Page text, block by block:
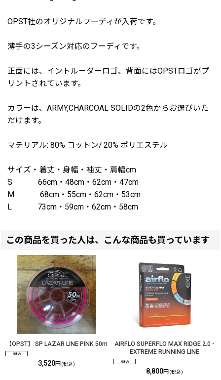
OPST社のオリジナルフーディが入荷です。
薄手の3シーズン対応のフーディです。
正面には、イントルーダーロゴ、背面にはOPSTロゴがプ
リントされています。
カラーは、ARMY,CHARCOAL SOLIDの2色からお選びいた
だけます。
マテリアル: 80% コットン/ 20% ポリエステル
サイズ・着丈・身幅・袖丈・肩幅cm
S 66cm・48cm・62cm・47cm
M 68cm・55cm・62cm・53cm
L 73cm・59cm・62cm・58cm
この商品を買った人は、こんな商品も買っています
【OPST】 SP LAZAR LINE PINK 50m
3,520円 (税込)
AIRFLO SUPERFLO MAX RIDGE 2.0 -
EXTREME RUNNING LINE
8,800円 (税込)